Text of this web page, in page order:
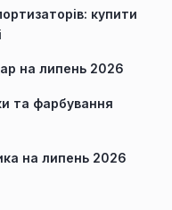
купити
на липень 2026
та фарбування
на липень 2026